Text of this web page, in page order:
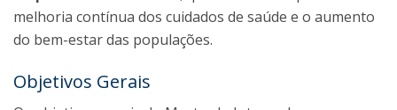
melhoria contínua dos cuidados de saúde e o aumento
do bem-estar das populações.
Objetivos Gerais